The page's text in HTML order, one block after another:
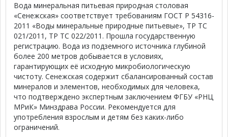
Вода минеральная питьевая природная столовая
«Сенежская» соответствует требованиям ГОСТ Р 54316-
2011 «Воды минеральные природные питьевые», ТР ТС
021/2011, ТР ТС 022/2011. Прошла государственную
регистрацию. Вода из подземного источника глубиной
более 200 метров добывается в условиях,
гарантирующих её исходную микробиологическую
чистоту. Сенежская содержит сбалансированный состав
минералов и элементов, необходимых для человека,
что подтверждено экспертным заключением ФГБУ «РНЦ
МРиК» Минздрава России. Рекомендуется для
употребления взрослым и детям без каких-либо
ограничений.